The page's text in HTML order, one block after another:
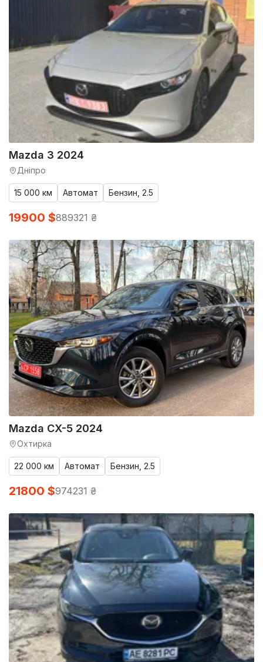
Mazda 3 2024
Дніпро
15 000 км Автомат Бензин, 2.5
19900 $889321 ₴
Mazda CX-5 2024
Охтирка
22 000 км Автомат Бензин, 2.5
21800 $974231 ₴